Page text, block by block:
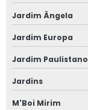
Jardim Ângela
Jardim Europa
Jardim Paulistano
Jardins
M'Boi Mirim